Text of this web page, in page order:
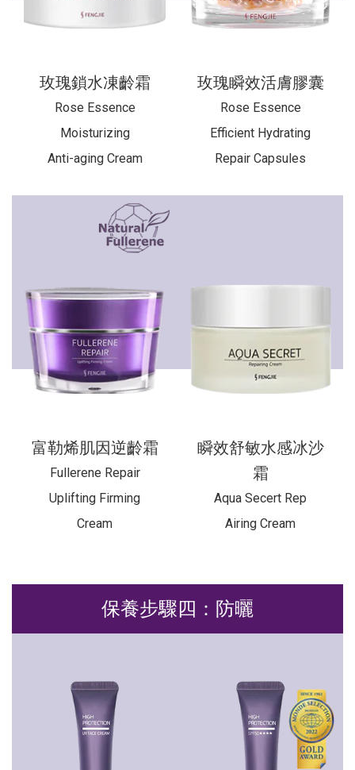
玫瑰鎖水凍齡霜
Rose Essence
Moisturizing
Anti-aging Cream
玫瑰瞬效活膚膠囊
Rose Essence
Efficient Hydrating
Repair Capsules
富勒烯肌因逆齡霜
Fullerene Repair
Uplifting Firming
Cream
瞬效舒敏水感冰沙
霜
Aqua Secert Rep
Airing Cream
保養步驟四：防曬